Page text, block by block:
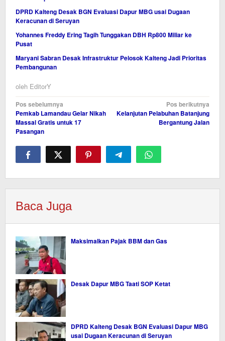
DPRD Kalteng Desak BGN Evaluasi Dapur MBG usai Dugaan
Keracunan di Seruyan
Yohannes Freddy Ering Tagih Tunggakan DBH Rp800 Miliar ke
Pusat
Maryani Sabran Desak Infrastruktur Pelosok Kalteng Jadi Prioritas
Pembangunan
oleh EditorY
Navigasi
pos
Pos sebelumnya
Pemkab Lamandau Gelar Nikah
Massal Gratis untuk 17
Pasangan
Pos berikutnya
Kelanjutan Pelabuhan Batanjung
Bergantung Jalan
Baca Juga
Maksimalkan Pajak BBM dan Gas
Desak Dapur MBG Taati SOP Ketat
DPRD Kalteng Desak BGN Evaluasi Dapur MBG
usai Dugaan Keracunan di Seruyan